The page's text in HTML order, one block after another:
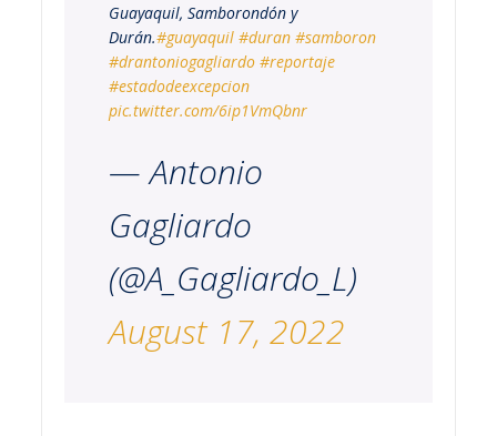
Guayaquil, Samborondón y
Durán.#guayaquil #duran #samboron
#drantoniogagliardo #reportaje
#estadodeexcepcion
pic.twitter.com/6ip1VmQbnr
— Antonio
Gagliardo
(@A_Gagliardo_L)
August 17, 2022